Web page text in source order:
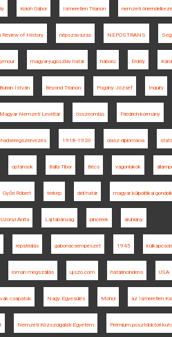
Koloh Gábor Ismeretlen Trianon nemzeti
Review of History népszavazás NEPOSTRANS
magyar-jugoszláv határ háború Erdély
Burián István Beyond Trianon Pogány József Inquiry
Magyar Nemzeti Levéltár összeomlás Friedrich-kormány
hadseregszervezés 1918-1920 olasz diplomácia
optánsok Balla Tibor Bécs vagonlakók
Győri Róbert térkép déli határ magyar külpolitikai
Uzonyi Anita Lajtabánság pincérek áruhiány
repatriálás gabonacsempészet 1945
román megszállás ujszo.com határincindens USA
csapatok Nagy Egyesülés Mohol az Ismeretlen
Nemzeti Közszolgálati Egyetem Prémium posztdoktori